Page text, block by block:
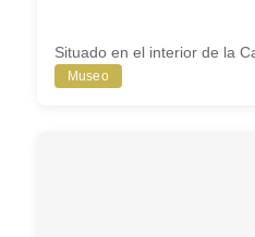
Situado en el interior de la
Museo